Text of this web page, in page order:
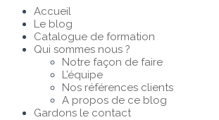
Accueil
Le blog
Catalogue de formation
Qui sommes nous ?
Notre façon de faire
L’équipe
Nos références clients
A propos de ce blog
Gardons le contact